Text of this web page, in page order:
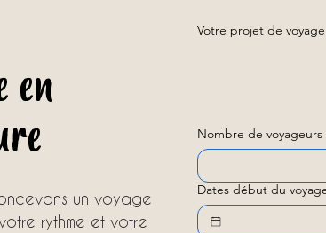
en
un voyage
rythme et votre
Votre projet de
Nombre de
Dates début du